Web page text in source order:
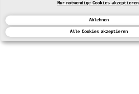
Nur notwendige Cookies akzeptieren
Ablehnen
Alle Cookies akzeptieren